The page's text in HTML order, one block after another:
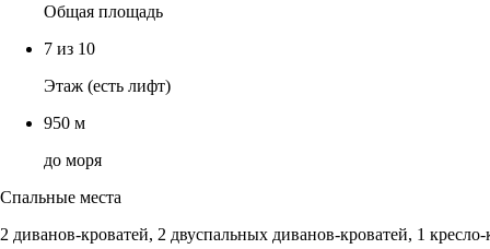
Общая площадь
7 из 10
Этаж (есть лифт)
950 м
до моря
Спальные места
2 диванов-кроватей, 2 двуспальных диванов-кроватей, 1 кресло-